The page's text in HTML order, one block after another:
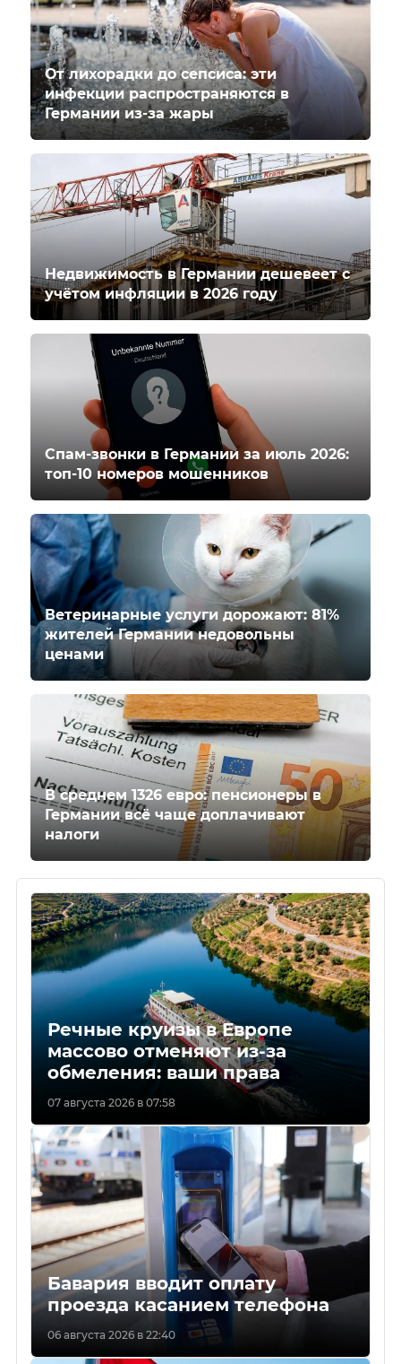
От лихорадки до сепсиса: эти
инфекции распространяются в
Германии из-за жары
Недвижимость в Германии дешевеет с
учётом инфляции в 2026 году
Спам-звонки в Германии за июль 2026:
топ-10 номеров мошенников
Ветеринарные услуги дорожают: 81%
жителей Германии недовольны
ценами
В среднем 1326 евро: пенсионеры в
Германии всё чаще доплачивают
налоги
Речные круизы в Европе
массово отменяют из-за
обмеления: ваши права
07 августа 2026 в 07:58
Бавария вводит оплату
проезда касанием телефона
06 августа 2026 в 22:40